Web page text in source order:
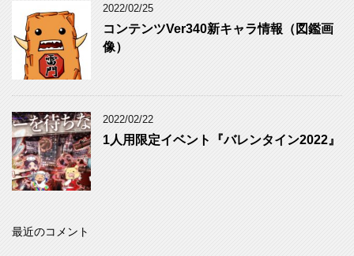
2022/02/25
コンテンツVer340新キャラ情報（図鑑画
像）
2022/02/22
1人用限定イベント『バレンタイン2022』
最近のコメント